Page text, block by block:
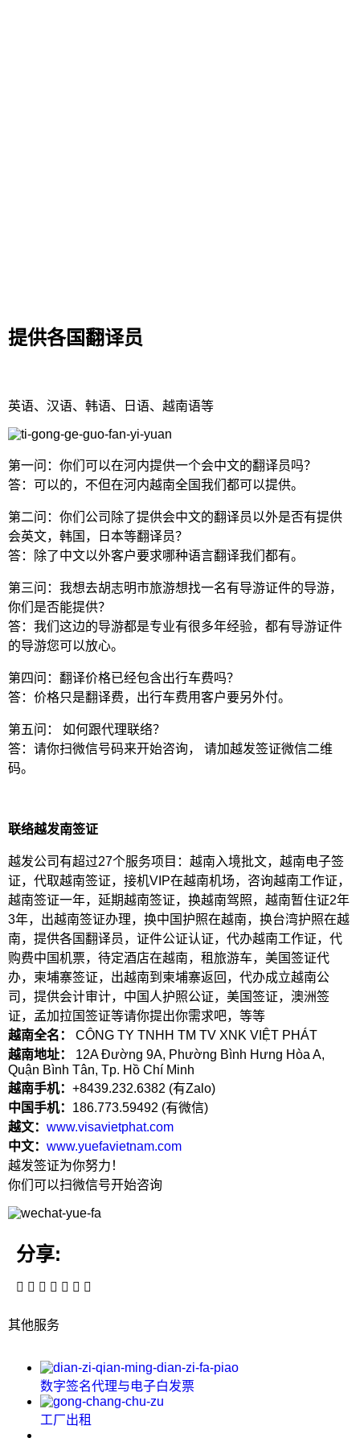
提供各国翻译员
英语、汉语、韩语、日语、越南语等
第一问：你们可以在河内提供一个会中文的翻译员吗？
答：可以的，不但在河内越南全国我们都可以提供。
第二问：你们公司除了提供会中文的翻译员以外是否有提供
会英文，韩国，日本等翻译员？
答：除了中文以外客户要求哪种语言翻译我们都有。
第三问：我想去胡志明市旅游想找一名有导游证件的导游，
你们是否能提供？
答：我们这边的导游都是专业有很多年经验，都有导游证件
的导游您可以放心。
第四问：翻译价格已经包含出行车费吗？
答：价格只是翻译费，出行车费用客户要另外付。
第五问： 如何跟代理联络？
答：请你扫微信号码来开始咨询， 请加越发签证微信二维
码。
联络越发南签证
越发公司有超过27个服务项目：越南入境批文，越南电子签
证，代取越南签证，接机VIP在越南机场，咨询越南工作证，
越南签证一年，延期越南签证，换越南驾照，越南暂住证2年
3年，出越南签证办理，换中国护照在越南，换台湾护照在越
南，提供各国翻译员，证件公证认证，代办越南工作证，代
购费中国机票，待定酒店在越南，租旅游车，美国签证代
办，柬埔寨签证，出越南到柬埔寨返回，代办成立越南公
司，提供会计审计，中国人护照公证，美国签证，澳洲签
证，孟加拉国签证等请你提出你需求吧，等等
越南全名：
CÔNG TY TNHH TM TV XNK VIỆT PHÁT
越南地址：
12A Đường 9A, Phường Bình Hưng Hòa A,
Quận Bình Tân, Tp. Hồ Chí Minh
越南手机： +8439.232.6382 (有Zalo)
中国手机： 186.773.59492 (有微信)
越文： www.visavietphat.com
中文： www.yuefavietnam.com
越发签证为你努力！
你们可以扫微信号开始咨询
分享:
其他服务
数字签名代理与电子白发票
工厂出租